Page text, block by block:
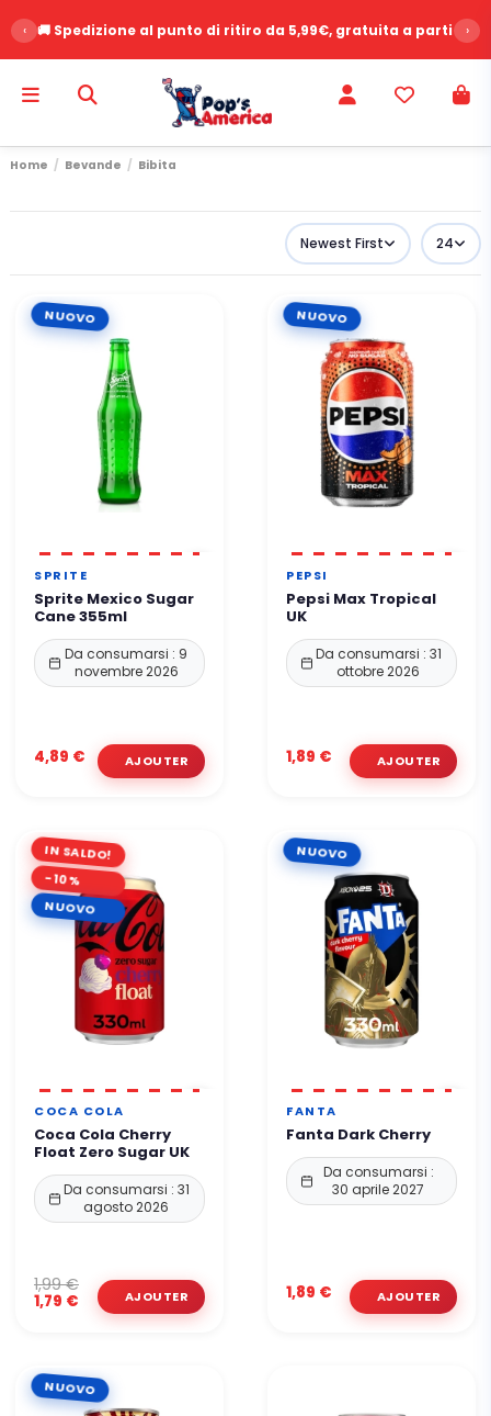
‹ ⭐ Oltre 2500 recensioni clienti - Voto 9.6/10 ›
Home Bevande Bibita
Newest First 24
NUOVO
SPRITE
Sprite Mexico Sugar
Cane 355ml
Da consumarsi : 9
novembre 2026
4,89 €
NUOVO
PEPSI
Pepsi Max Tropical
UK
Da consumarsi : 31
ottobre 2026
1,89 €
IN SALDO!
-10%
NUOVO
COCA COLA
Coca Cola Cherry
Float Zero Sugar UK
Da consumarsi : 31
agosto 2026
1,79 €
1,99 €
NUOVO
FANTA
Fanta Dark Cherry
Da consumarsi :
30 aprile 2027
1,89 €
NUOVO